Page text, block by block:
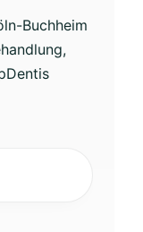
Buchheim